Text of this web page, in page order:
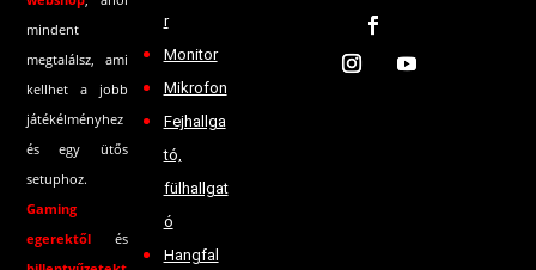
mindent
megtalálsz, ami
kellhet a jobb
játékélményhez
és egy ütős
setuphoz.
Gaming
egerektől és
r
Monitor
Mikrofon
Fejhallga
tó,
fülhallgat
ó
Hangfal